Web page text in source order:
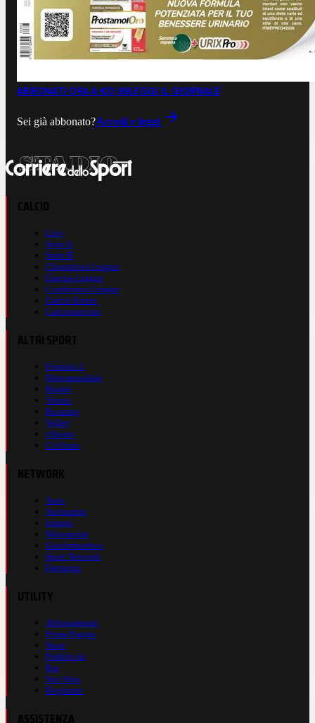
ABBONATI ORA A €0,99LEGGI IL GIORNALE
Sei già abbonato?Accedi e leggi
Live
Serie A
Serie B
Champions League
Europa League
Conference League
Calcio Estero
Calciomercato
Formula 1
Motomondiale
Basket
Tennis
Running
Volley
eSports
Ciclismo
Auto
Autosprint
Inmoto
Motosprint
Guerinsportivo
Sport Network
Fantacup
Abbonamenti
Prima Pagina
Store
Pubblicità
Rss
Site Map
Registrati